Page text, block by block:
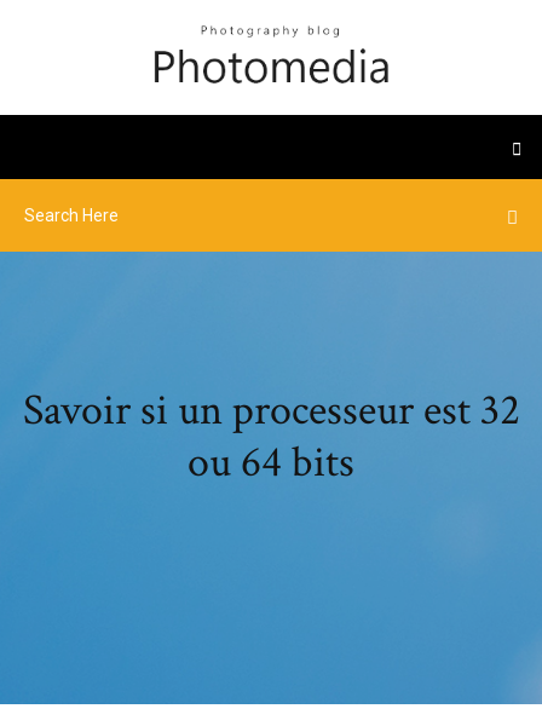
Savoir si un processeur est 32
ou 64 bits